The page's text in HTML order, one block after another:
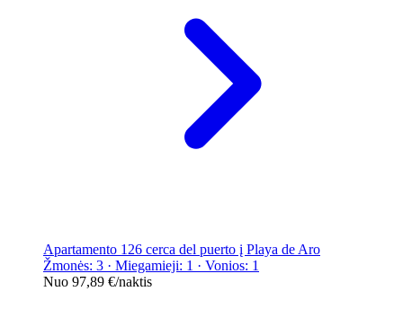
Apartamento 126 cerca del puerto į Playa de Aro
Žmonės: 3 · Miegamieji: 1 · Vonios: 1
Nuo 97,89 €/naktis